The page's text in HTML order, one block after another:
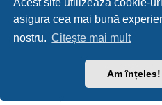
Acest site utilizează cookie-
asigura cea mai bună
nostru. Citește mai mult
Am înțeles!